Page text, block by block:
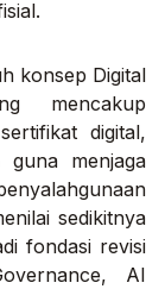
konsep Digital
mencakup
digital,
guna menjaga
sedikitnya
fondasi revisi
AI